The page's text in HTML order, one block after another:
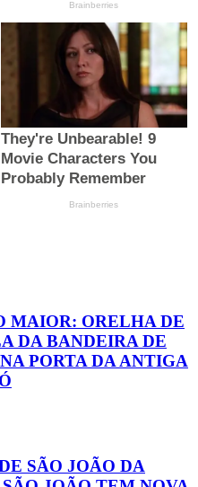
MAIOR: ORELHA DE
DA BANDEIRA DE
PORTA DA ANTIGA
SÃO JOÃO DA